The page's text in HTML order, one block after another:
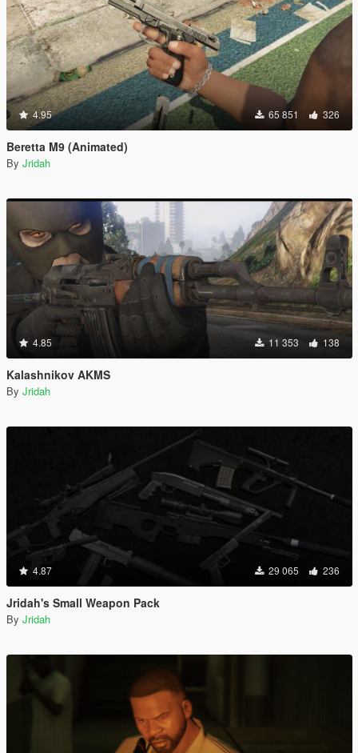
4.95 65 851 326
Beretta M9 (Animated)
By Jridah
4.85 11 353 138
Kalashnikov AKMS
By Jridah
4.87 29 065 236
Jridah's Small Weapon Pack
By Jridah